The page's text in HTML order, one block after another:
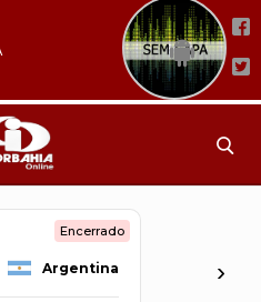
Encerrado
Argentina ›